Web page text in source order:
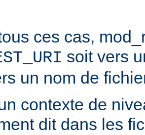
ces cas,
soit vers
un nom de
contexte de
dit dans les